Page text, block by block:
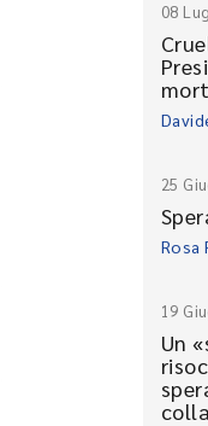
08
25
Rosa
19
Un